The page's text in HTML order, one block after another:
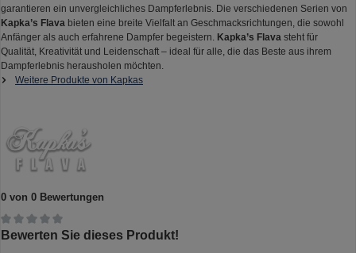
garantieren ein unvergleichliches Dampferlebnis. Die verschiedenen Serien von
Kapka’s Flava bieten eine breite Vielfalt an Geschmacksrichtungen, die sowohl
Anfänger als auch erfahrene Dampfer begeistern. Kapka’s Flava steht für
Qualität, Kreativität und Leidenschaft – ideal für alle, die das Beste aus ihrem
Dampferlebnis herausholen möchten.
Weitere Produkte von Kapkas
0 von 0 Bewertungen
Durchschnittliche Bewertung von 0 von 5 Sternen
Bewerten Sie dieses Produkt!